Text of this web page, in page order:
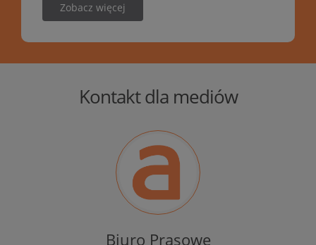
Zobacz więcej
Kontakt dla mediów
Biuro Prasowe